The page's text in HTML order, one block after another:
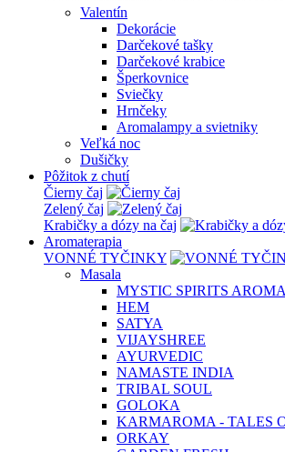
Valentín
Dekorácie
Darčekové tašky
Darčekové krabice
Šperkovnice
Sviečky
Hrnčeky
Aromalampy a svietniky
Veľká noc
Dušičky
Pôžitok z chutí
Čierny čaj
Zelený čaj
Krabičky a dózy na čaj
Aromaterapia
VONNÉ TYČINKY
Masala
MYSTIC SPIRITS
HEM
SATYA
VIJAYSHREE
AYURVEDIC
NAMASTE INDIA
TRIBAL SOUL
GOLOKA
KARMAROMA - TALES
ORKAY